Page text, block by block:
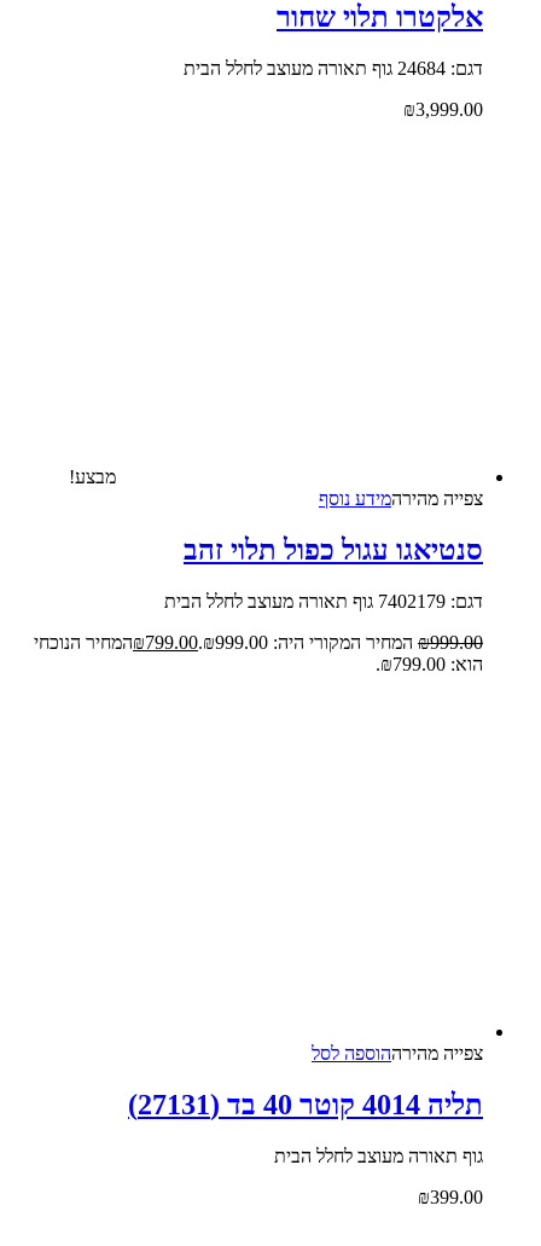
אלקטרו תלוי שחור
דגם: 24684 גוף תאורה מעוצב לחלל הבית
₪3,999.00
מבצע!
צפייה‬ ‫מהירה‬מידע נוסף
סנטיאגו עגול כפול תלוי זהב
דגם: 7402179 גוף תאורה מעוצב לחלל הבית
₪999.00 המחיר המקורי היה: ₪999.00. ₪799.00
המחיר הנוכחי
הוא: ₪799.00.
צפייה‬ ‫מהירה‬הוספה לסל
תליה 4014 קוטר 40 בד (27131)
גוף תאורה מעוצב לחלל הבית
₪399.00